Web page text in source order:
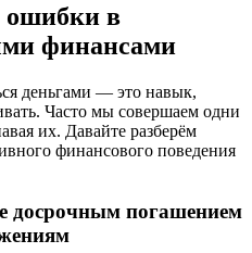
ошибки в
финансами
деньгами — это навык,
Часто мы совершаем одни
их. Давайте разберём
финансового поведения
досрочным погашением